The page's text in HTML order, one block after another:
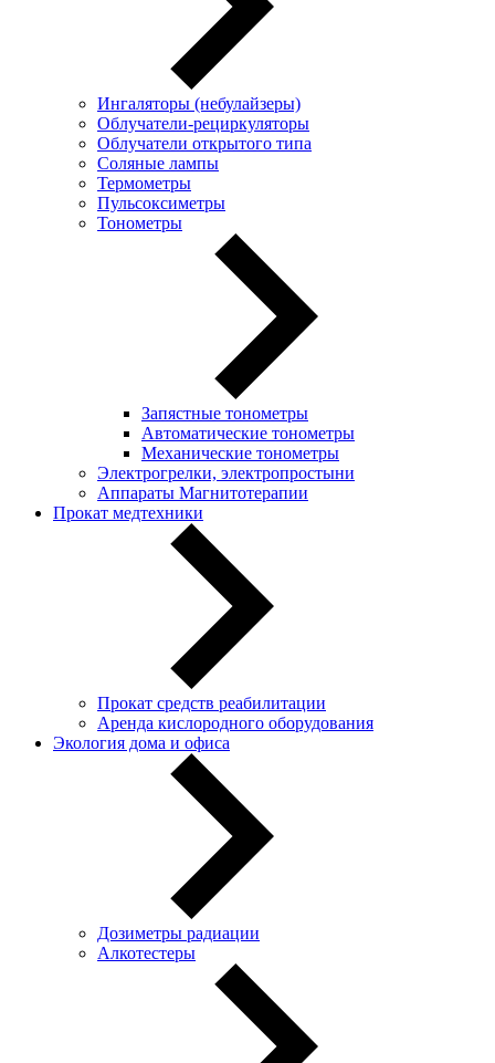
Ингаляторы (небулайзеры)
Oблучатели-рециркуляторы
Облучатели открытого типа
Соляные лампы
Термометры
Пульсоксиметры
Тонометры
Запястные тонометры
Автоматические тонометры
Механические тонометры
Электрогрелки, электропростыни
Аппараты Магнитотерапии
Прокат медтехники
Прокат средств реабилитации
Аренда кислородного оборудования
Экология дома и офиса
Дозиметры радиации
Алкотестеры